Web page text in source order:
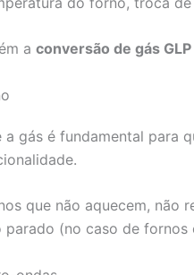
a conversão de gás
gás é fundamental para
que não aquecem, não
(no caso de